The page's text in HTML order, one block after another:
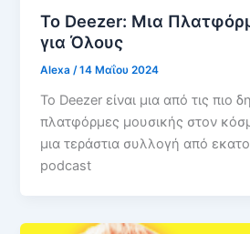
Το Deezer: Μια
για Όλους
Alexa /14 Μαΐου 2024
Το Deezer είναι μια από τις πιο
πλατφόρμες μουσικής στον
μια τεράστια συλλογή από
podcast